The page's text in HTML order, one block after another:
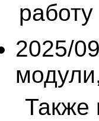
2025/
Также